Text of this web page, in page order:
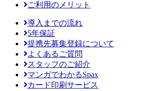
ご利用のメリット
導入までの流れ
5年保証
提携先募集登録について
よくあるご質問
スタッフのご紹介
マンガでわかるSpax
カード印刷サービス